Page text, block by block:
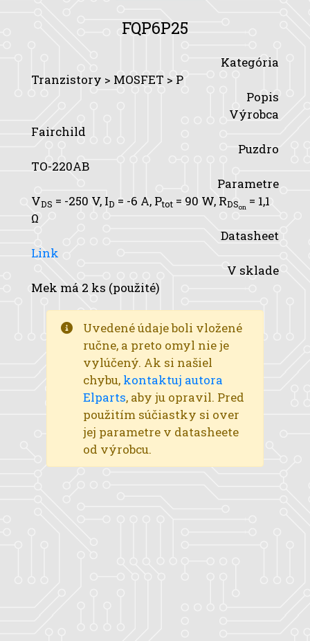
FQP6P25
Kategória
Tranzistory > MOSFET > P
Popis
Výrobca
Fairchild
Puzdro
TO-220AB
Parametre
VDS = -250 V, ID = -6 A, Ptot = 90 W, RDSon = 1,1
Ω
Datasheet
Link
V sklade
Mek má 2 ks (použité)
Uvedené údaje boli vložené
ručne, a preto omyl nie je
vylúčený. Ak si našiel
chybu, kontaktuj autora
Elparts, aby ju opravil. Pred
použitím súčiastky si over
jej parametre v datasheete
od výrobcu.